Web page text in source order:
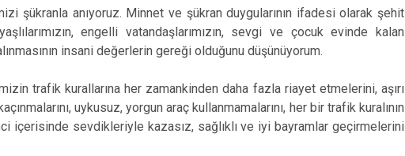
şükranla anıyoruz. Minnet ve şükran duygularının ifadesi olarak şehit
engelli vatandaşlarımızın, sevgi ve çocuk evinde kalan
insani değerlerin gereği olduğunu düşünüyorum.
trafik kurallarına her zamankinden daha fazla riayet etmelerini, aşırı
uykusuz, yorgun araç kullanmamalarını, her bir trafik kuralının
içerisinde sevdikleriyle kazasız, sağlıklı ve iyi bayramlar geçirmelerini